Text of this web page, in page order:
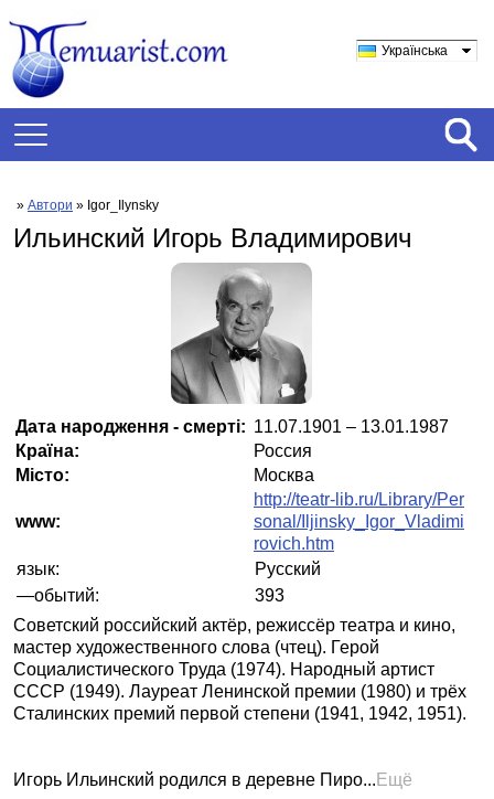
Українська
» Автори » Igor_Ilynsky
Ильинский Игорь Владимирович
Дата народження - смерті: 11.07.1901 – 13.01.1987
Країна:
Россия
Місто:
Москва
www:
http://teatr-lib.ru/Library/Per
sonal/Iljinsky_Igor_Vladimi
rovich.htm
язык:
Русский
—обытий:
393
Cоветский российский актёр, режиссёр театра и кино,
мастер художественного слова (чтец). Герой
Социалистического Труда (1974). Народный артист
СССР (1949). Лауреат Ленинской премии (1980) и трёх
Сталинских премий первой степени (1941, 1942, 1951).
Игорь Ильинский родился в деревне Пиро... Ещё